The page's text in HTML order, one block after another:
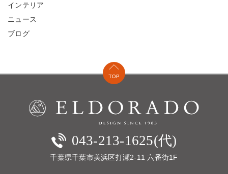
インテリア
ニュース
ブログ
043-213-1625(代)
千葉県千葉市美浜区打瀬2-11 六番街1F